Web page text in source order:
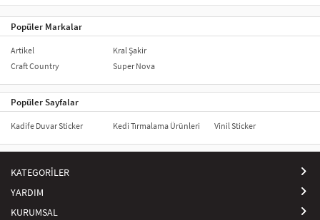
servisleri değerlendirebilirsiniz
Popüler Markalar
Artikel
Craft Country
Kral Şakir
Super Nova
Popüler Sayfalar
Kadife Duvar Sticker Kedi Tırmalama Ürünleri Vinil Sticker
KATEGORİLER
YARDIM
KURUMSAL